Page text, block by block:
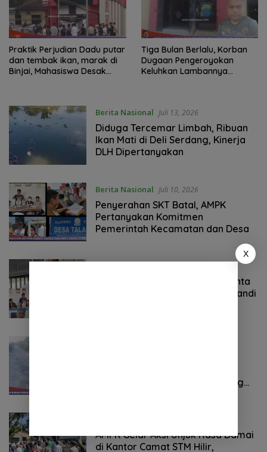
Praktik Perjudian Dadu putar
dan tembak ikan, marak di
Binjai, Mahasiswa Desak
Tiga Bulan Berlalu, Korban
Dugaan Pengeroyokan
Keluhkan Lambannya
Berita Nasional Juli 13, 2026
Diduga Tercemar Limbah, Ribuan
Ikan Mati di Deli Serdang, Kinerja
DLH Dipertanyakan
Berita Nasional Juli 10, 2026
Penyerahan SKT Batal, AMPK
Pertanyakan Komitmen
Pemerintah Kecamatan dan Desa
Dinilai “Kibuli” Rakyat, AMPK Minta
Bupati Copot Camat STM Hilir Sandi
Karena Jalan Rusak Tak Kunjung
AMPK Gelar Aksi Unjuk Rasa Damai
di Kantor Camat STM Hilir,
X